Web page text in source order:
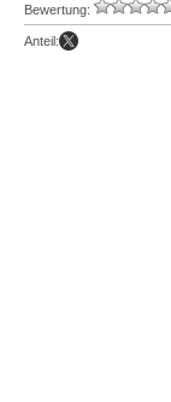
Bewertung:
Anteil: